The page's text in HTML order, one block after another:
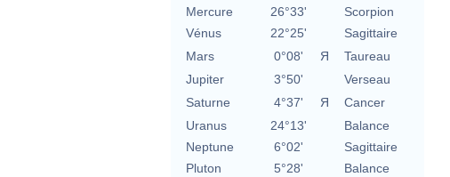
Mercure
26°33'
Scorpion
Vénus
22°25'
Sagittaire
Mars
0°08' Я
Taureau
Jupiter
3°50'
Verseau
Saturne
4°37' Я
Cancer
Uranus
24°13'
Balance
Neptune
6°02'
Sagittaire
Pluton
5°28'
Balance